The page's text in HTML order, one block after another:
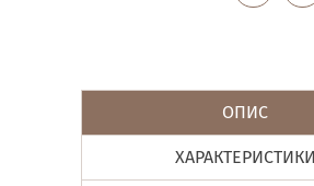
ОПИС
ХАРАКТЕРИСТИКИ